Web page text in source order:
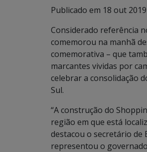
Publicado em 18 out 2019
Considerado referência
comemorou na manhã
comemorativa – que
marcantes vividas por
celebrar a consolidação
Sul.
“A construção do
região em que está
destacou o secretário de
representou o